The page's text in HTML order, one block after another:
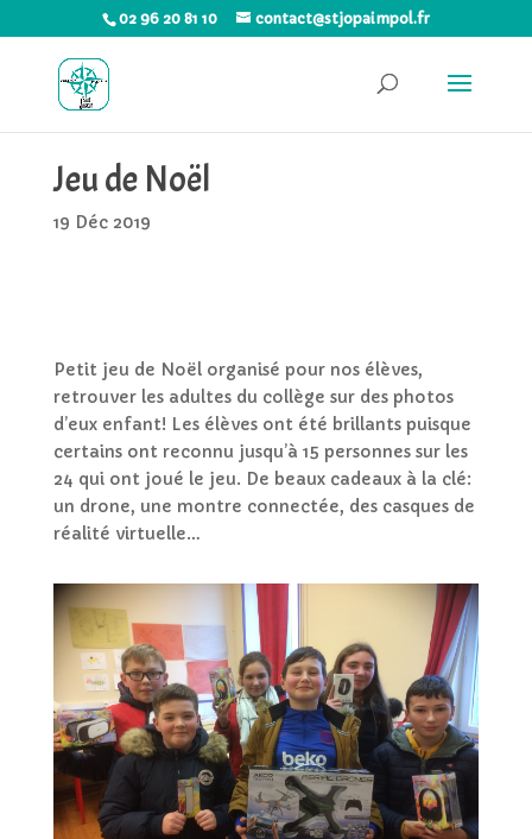
02 96 20 81 10 contact@stjopaimpol.fr
Jeu de Noël
19 Déc 2019
Petit jeu de Noël organisé pour nos élèves,
retrouver les adultes du collège sur des photos
d’eux enfant! Les élèves ont été brillants puisque
certains ont reconnu jusqu’à 15 personnes sur les
24 qui ont joué le jeu. De beaux cadeaux à la clé:
un drone, une montre connectée, des casques de
réalité virtuelle…